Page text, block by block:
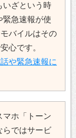
いざという時
緊急速報が使
バイルはその
心です。
や緊急速報に
マホ「トーン
らではサービ